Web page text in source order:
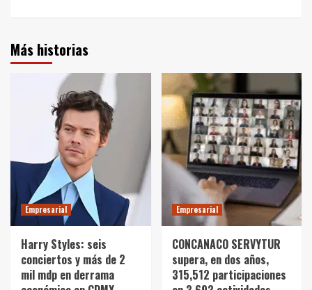
Más historias
Empresarial
Harry Styles: seis
conciertos y más de 2
mil mdp en derrama
Empresarial
CONCANACO SERVYTUR
supera, en dos años,
315,512 participaciones